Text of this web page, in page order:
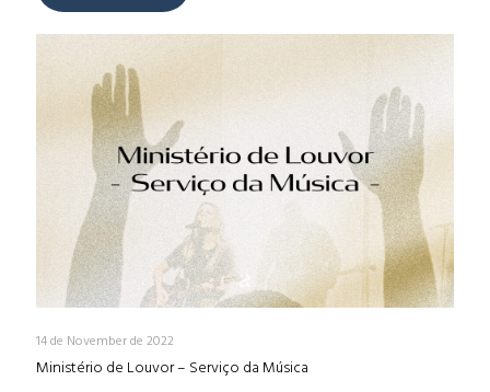
14 de November de 2022
Ministério de Louvor – Serviço da Música